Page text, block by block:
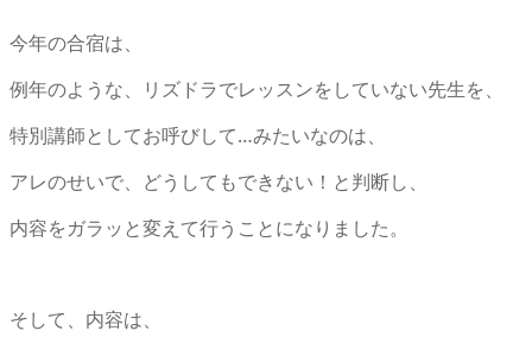
今年の合宿は、
例年のような、リズドラでレッスンをしていない先生を、
特別講師としてお呼びして…みたいなのは、
アレのせいで、どうしてもできない！と判断し、
内容をガラッと変えて行うことになりました。
そして、内容は、